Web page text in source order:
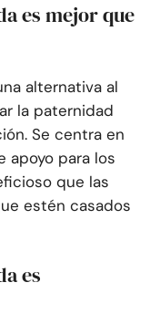
es mejor que
alternativa al
la paternidad
Se centra en
apoyo para los
que las
estén casados
es